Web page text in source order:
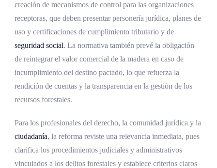
creación de mecanismos de control para las organizaciones
receptoras, que deben presentar personería jurídica, planes de
uso y certificaciones de cumplimiento tributario y de
seguridad social. La normativa también prevé la obligación
de reintegrar el valor comercial de la madera en caso de
incumplimiento del destino pactado, lo que refuerza la
rendición de cuentas y la transparencia en la gestión de los
recursos forestales.
Para los profesionales del derecho, la comunidad jurídica y la
ciudadanía, la reforma reviste una relevancia inmediata, pues
clarifica los procedimientos judiciales y administrativos
vinculados a los delitos forestales y establece criterios claros